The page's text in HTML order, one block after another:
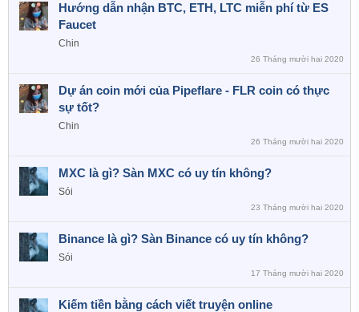
Hướng dẫn nhận BTC, ETH, LTC miễn phí từ ES
Faucet
Chin
26 Tháng mười hai 2020
Dự án coin mới của Pipeflare - FLR coin có thực
sự tốt?
Chin
26 Tháng mười hai 2020
MXC là gì? Sàn MXC có uy tín không?
Sói
23 Tháng mười hai 2020
Binance là gì? Sàn Binance có uy tín không?
Sói
17 Tháng mười hai 2020
Kiếm tiền bằng cách viết truyện online